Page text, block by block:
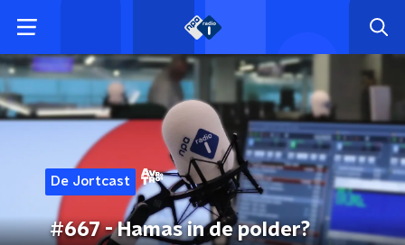
De Jortcast
#667 - Hamas in de polder?